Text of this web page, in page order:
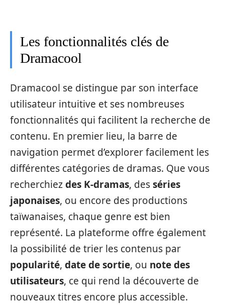
Les fonctionnalités clés de
Dramacool
Dramacool se distingue par son interface
utilisateur intuitive et ses nombreuses
fonctionnalités qui facilitent la recherche de
contenu. En premier lieu, la barre de
navigation permet d’explorer facilement les
différentes catégories de dramas. Que vous
recherchiezdes K-dramas, desséries
japonaises, ou encore des productions
taïwanaises, chaque genre est bien
représenté. La plateforme offre également
la possibilité de trier les contenus par
popularité, date de sortie, ou note des
utilisateurs, ce qui rend la découverte de
nouveaux titres encore plus accessible.